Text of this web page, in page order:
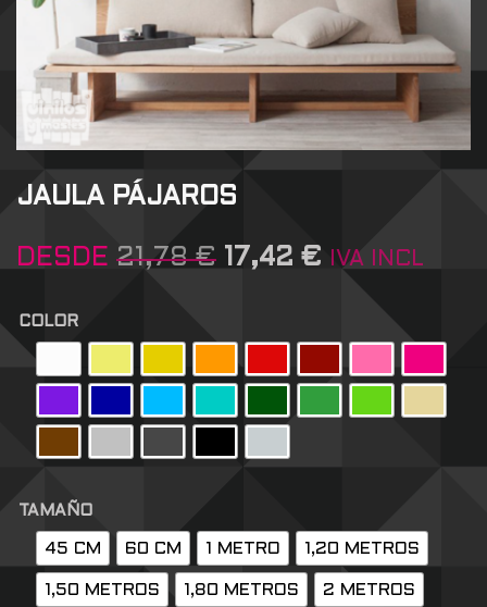
JAULA PÁJAROS
DESDE 21,78€ 17,42 € IVA INCL
COLOR
TAMAÑO
45 CM 60 CM 1 METRO 1,20 METROS
1,50 METROS 1,80 METROS 2 METROS